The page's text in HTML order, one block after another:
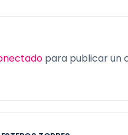
para publicar un